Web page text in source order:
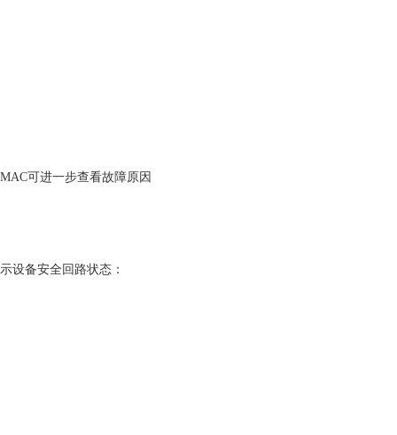
可进一步查看故障原因
备安全回路状态：